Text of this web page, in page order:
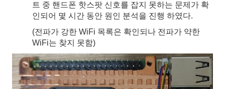
트 중 핸드폰 핫스팟 신호를 잡지 못하는 문제가 확
인되어 몇 시간 동안 원인 분석을 진행 하였다.
(전파가 강한 WiFi 목록은 확인되나 전파가 약한
WiFi는 찾지 못함)